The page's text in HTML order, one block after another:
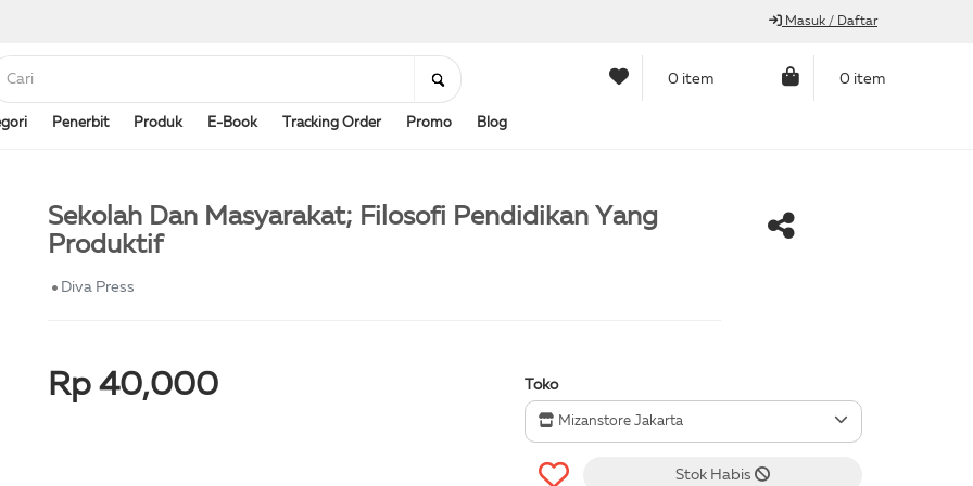
Masuk / Daftar
0 item 0 item
Penerbit Produk E-Book Tracking Order Promo Blog
Sekolah Dan Masyarakat; Filosofi Pendidikan Yang
Produktif
Diva Press
Rp 40,000 Toko
Mizanstore Jakarta
Stok Habis